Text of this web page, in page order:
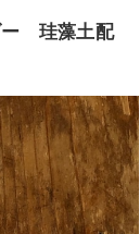
ー 珪藻土配